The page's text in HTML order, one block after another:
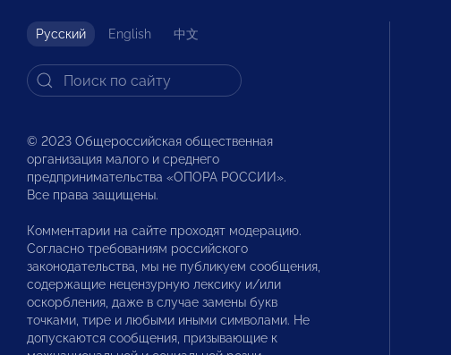
Русский English 中文
© 2023 Общероссийская общественная
организация малого и среднего
предпринимательства «ОПОРА РОССИИ».
Все права защищены.
Комментарии на сайте проходят модерацию.
Согласно требованиям российского
законодательства, мы не публикуем сообщения,
содержащие нецензурную лексику и/или
оскорбления, даже в случае замены букв
точками, тире и любыми иными символами. Не
допускаются сообщения, призывающие к